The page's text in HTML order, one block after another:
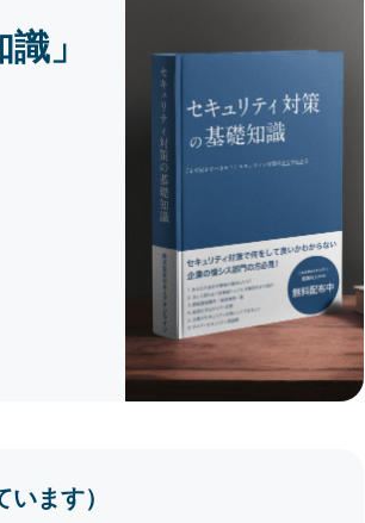
」
ます）